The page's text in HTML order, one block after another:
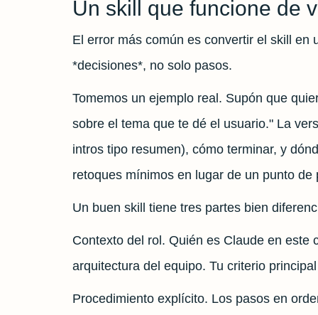
Un skill que funcione de
El error más común es convertir el skill en
*decisiones*, no solo pasos.
Tomemos un ejemplo real. Supón que
sobre el tema que te dé el usuario." La
intros tipo resumen), cómo terminar, y
retoques mínimos en lugar de un punto de
Un buen skill tiene tres partes bien
Contexto del rol. Quién es Claude en
arquitectura del equipo. Tu criterio
Procedimiento explícito. Los pasos en